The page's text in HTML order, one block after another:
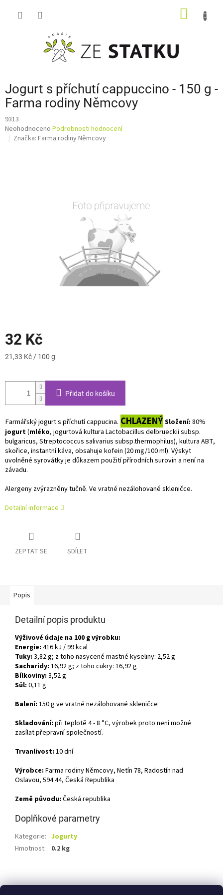
Jogurt s příchutí cappuccino - 150 g -
Farma rodiny Němcovy
9313
Průměrné
hodnocení
Neohodnoceno Podrobnosti hodnocení
Značka: Farma rodiny Němcovy
32 Kč
Měrná
21,33 Kč / 100 g
Přidat do košíku
Farmářský jogurt s příchutí cappucina. CHLAZENÝ Složení: 80%
jogurt(mléko, jogurtová kultura Lactobacillus delbrueckii subsp.
bulgaricus, Streptococcus salivarius subsp.thermophilus), kultura ABT,
skořice, instantní káva, obsahuje kofein (20 mg/100 ml). Výskyt
uvolněné syrovátky je důkazem použití přírodních surovin a není na
závadu.
Alergeny zvýrazněny tučně. Ve vratné nezálohované skleničce.
Detailní informace
ZEPTAT SE SDÍLET
Popis
Detailní popis produktu
Výživové údaje na 100 g výrobku:
Energie: 416 kJ / 99 kcal
Tuky: 3,82 g; z toho nasycené mastné kyseliny: 2,52 g
Sacharidy: 16,92 g; z toho cukry: 16,92 g
Bílkoviny: 3,52 g
Sůl: 0,11 g
Balení: 150 g ve vratné nezálohované skleničce
Skladování: při teplotě 4 - 8 °C, výrobek proto není možné
zasílat přepravní společností.
Trvanlivost: 10 dní
Výrobce: Farma rodiny Němcovy, Netín 78, Radostín nad
Oslavou, 594 44, Česká Republika
Země původu: Česká republika
Doplňkové parametry
Kategorie: Jogurty
Hmotnost: 0.2 kg
á